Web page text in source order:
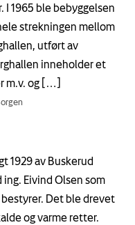
1965 ble bebyggelsen
strekningen mellom
utført av
inneholder et
m.v. og […]
1929 av Buskerud
Eivind Olsen som
Det ble drevet
og varme retter.